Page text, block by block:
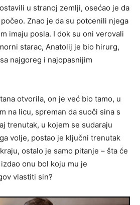
u stranoj zemlji, osećao je da
Znao je da su potcenili njega
imaju posla. I dok su oni verovali
starac, Anatolij je bio hirurg,
najgoreg i najopasnijim
otvorila, on je već bio tamo, u
na licu, spreman da suoči sina s
trenutak, u kojem se sudaraju
volje, postao je ključni trenutak
ostalo je samo pitanje – šta će
onu bol koju mu je
vlastiti sin?